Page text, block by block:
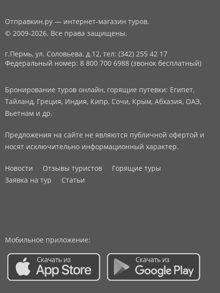
Отправкин.ру — интернет-магазин туров.
© 2009-2026. Все права защищены.
г.Пермь, ул. Соловьева, д.12, тел: (342) 255 42 17
Федеральный номер: 8 800 700 6988 (звонок бесплатный)
Бронирование туров онлайн, горящие путевки: Египет,
Тайланд, Греция, Индия, Кипр, Сочи, Крым, Абхазия, ОАЭ,
Вьетнам и др.
Предложения на сайте не являются публичной офертой и
носят исключительно информационный характер.
Новости Отзывы туристов
Горящие туры
Заявка на тур
Статьи
Мобильное приложение: